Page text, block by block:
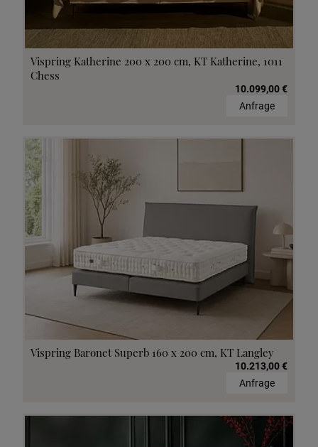
Vispring Katherine 200 x 200 cm, KT Katherine, 1011
Chess
10.099,00 €
Anfrage
Vispring Baronet Superb 160 x 200 cm, KT Langley
10.213,00 €
Anfrage